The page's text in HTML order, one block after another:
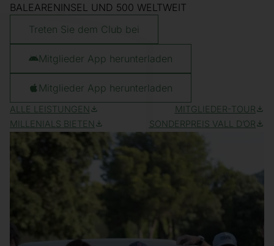
BALEARENINSEL UND 500 WELTWEIT
Treten Sie dem Club bei
Mitglieder App herunterladen
Mitglieder App herunterladen
ALLE LEISTUNGEN
MITGLIEDER-TOUR
MILLENIALS BIETEN
SONDERPREIS VALL D’OR